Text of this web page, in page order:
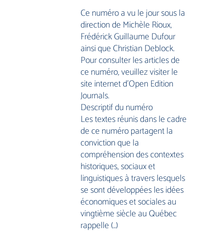
Ce numéro a vu le jour sous la
direction de Michèle Rioux,
Frédérick Guillaume Dufour
ainsi que Christian Deblock.
Pour consulter les articles de
ce numéro, veuillez visiter le
site internet d’Open Edition
Journals.
Descriptif du numéro
Les textes réunis dans le cadre
de ce numéro partagent la
conviction que la
compréhension des contextes
historiques, sociaux et
linguistiques à travers lesquels
se sont développées les idées
économiques et sociales au
vingtième siècle au Québec
rappelle (…)